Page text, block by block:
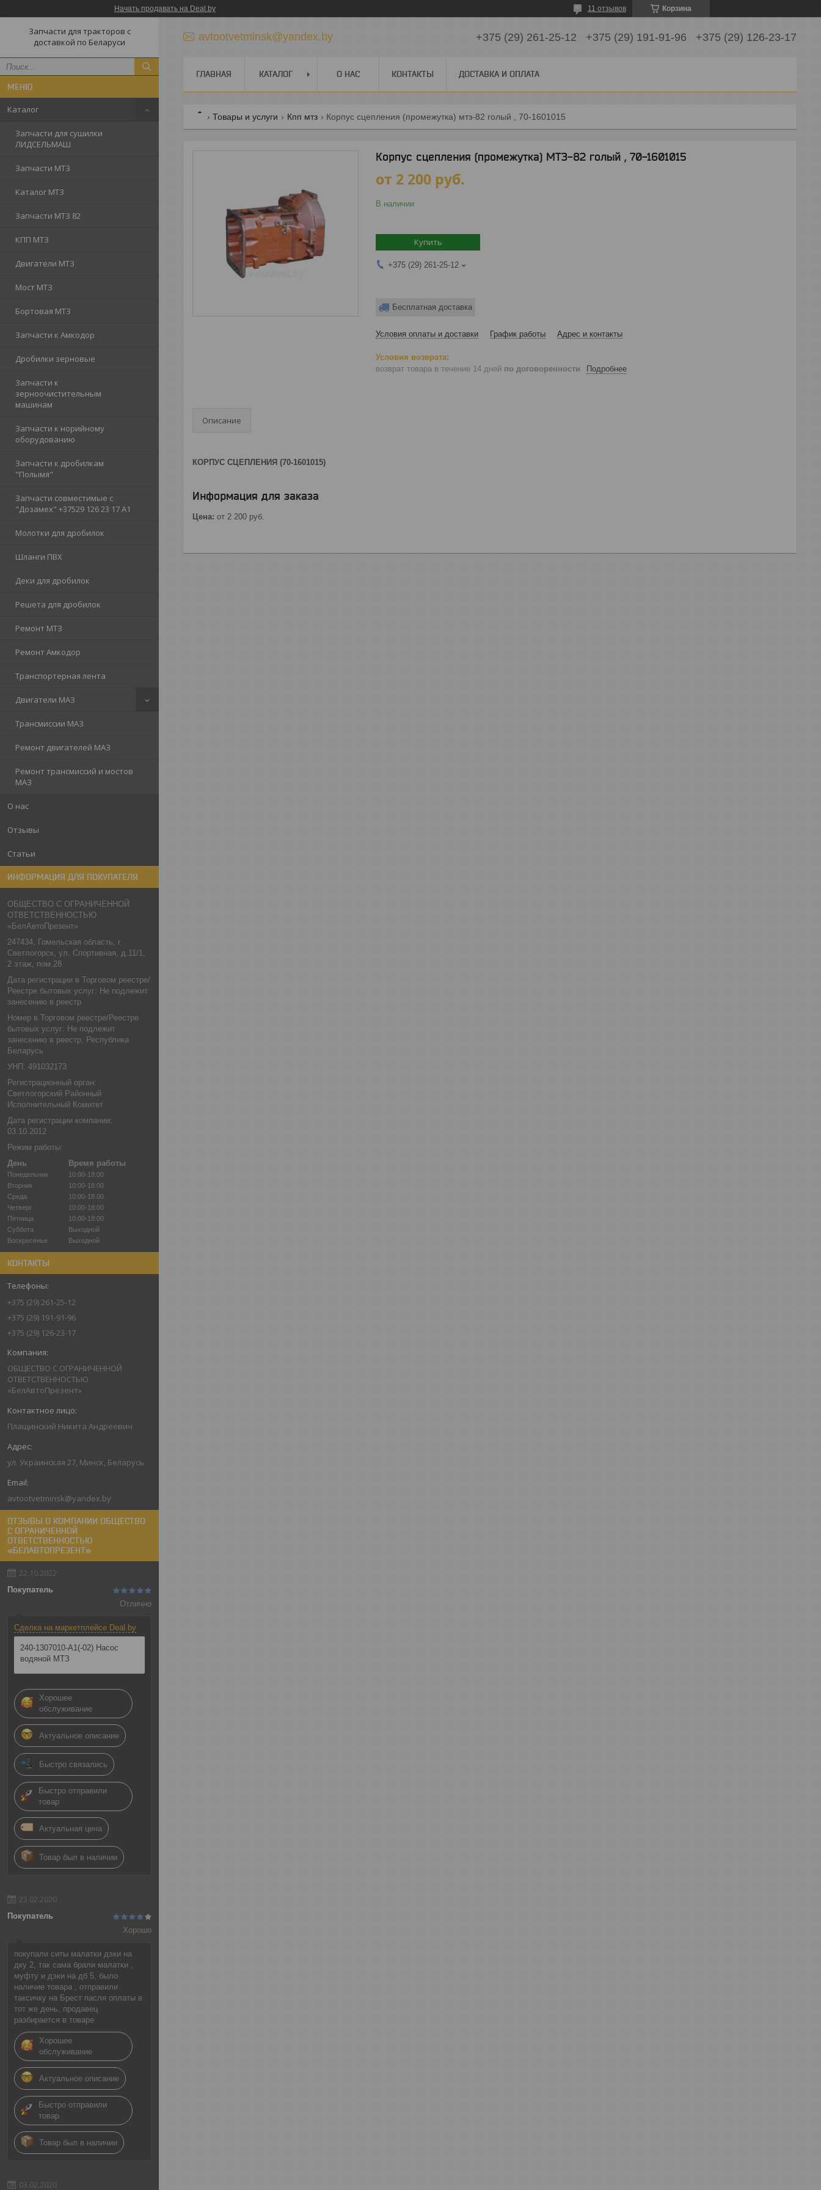
Начать продавать на Deal.by Корзина
11 отзывов
Запчасти для тракторов с
доставкой по Беларуси
Каталог
Запчасти для сушилки
ЛИДСЕЛЬМАШ
Запчасти МТЗ
Каталог МТЗ
Запчасти МТЗ 82
КПП МТЗ
Двигатели МТЗ
Мост МТЗ
Бортовая МТЗ
Запчасти к Амкодор
Дробилки зерновые
Запчасти к
зерноочистительным
машинам
Запчасти к норийному
оборудованию
Запчасти к дробилкам
"Полымя"
Запчасти совместимые с
"Дозамех" +37529 126 23 17 A1
Молотки для дробилок
Шланги ПВХ
Деки для дробилок
Решета для дробилок
Ремонт МТЗ
Ремонт Амкодор
Транспортерная лента
Двигатели МАЗ
Трансмиссии МАЗ
Ремонт двигателей МАЗ
Ремонт трансмиссий и мостов
МАЗ
О нас
Отзывы
Статьи
ИНФОРМАЦИЯ ДЛЯ ПОКУПАТЕЛЯ
ОБЩЕСТВО С ОГРАНИЧЕННОЙ
ОТВЕТСТВЕННОСТЬЮ
«БелАвтоПрезент»
247434, Гомельская область, г.
Светлогорск, ул. Спортивная, д.11/1,
2 этаж, пом.28
Дата регистрации в Торговом реестре/
Реестре бытовых услуг: Не подлежит
занесению в реестр
Номер в Торговом реестре/Реестре
бытовых услуг: Не подлежит
занесению в реестр, Республика
Беларусь
УНП: 491032173
Регистрационный орган:
Светлогорский Районный
Исполнительный Комитет
Дата регистрации компании:
03.10.2012
Режим работы:
День
Время работы
Понедельник
10:00-18:00
Вторник
10:00-18:00
Среда
10:00-18:00
Четверг
10:00-18:00
Пятница
10:00-18:00
Суббота
Выходной
Воскресенье
Выходной
КОНТАКТЫ
+375 (29) 261-25-12
+375 (29) 191-91-96
+375 (29) 126-23-17
ОБЩЕСТВО С ОГРАНИЧЕННОЙ
ОТВЕТСТВЕННОСТЬЮ
«БелАвтоПрезент»
Плащинский Никита Андреевич
ул. Украинская 27, Минск, Беларусь
avtootvetminsk@yandex.by
ОТЗЫВЫ О КОМПАНИИ ОБЩЕСТВО
С ОГРАНИЧЕННОЙ
ОТВЕТСТВЕННОСТЬЮ
«БЕЛАВТОПРЕЗЕНТ»
22.10.2022
Покупатель
Отлично
Сделка на маркетплейсе Deal.by
240-1307010-А1(-02) Насос
водяной МТЗ
Хорошее
обслуживание
Актуальное описание
Быстро связались
Быстро отправили
товар
Актуальная цена
Товар был в наличии
23.02.2020
Покупатель
Хорошо
покупали ситы малатки дэки на
дку 2, так сама брали малатки ,
муфту и дэки на дб 5, было
наличие товара , отправили
таксичку на Брест пасля оплаты в
тот же день, продавец
разбирается в товаре
Хорошее
обслуживание
Актуальное описание
Быстро отправили
товар
Товар был в наличии
03.02.2020
avtootvetminsk@yandex.by +375 (29) 261-25-12 +375 (29) 191-91-96 +375 (29) 126-23-17
ГЛАВНАЯ КАТАЛОГ О НАС КОНТАКТЫ ДОСТАВКА И ОПЛАТА
Товары и услуги Кпп мтз Корпус сцепления (промежутка) мтз-82 голый , 70-1601015
Корпус сцепления (промежутка) МТЗ-82 голый , 70-1601015
от 2 200 руб.
В наличии
Купить
+375 (29) 261-25-12
Бесплатная доставка
Условия оплаты и доставки График работы Адрес и контакты
возврат товара в течение 14 дней по договоренности Подробнее
Описание
КОРПУС СЦЕПЛЕНИЯ (70-1601015)
Информация для заказа
Цена: от 2 200 руб.